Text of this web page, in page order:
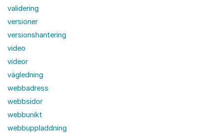
validering
versioner
versionshantering
video
videor
vägledning
webbadress
webbsidor
webbunikt
webbuppladdning